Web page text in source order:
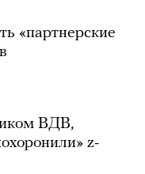
«партнерские
ВДВ,
z-